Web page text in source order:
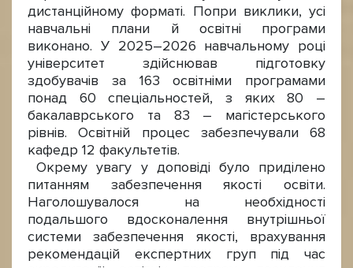
дистанційному форматі. Попри виклики, усі
навчальні плани й освітні програми
виконано. У 2025–2026 навчальному році
університет здійснював підготовку
здобувачів за 163 освітніми програмами
понад 60 спеціальностей, з яких 80 –
бакалаврського та 83 – магістерського
рівнів. Освітній процес забезпечували 68
кафедр 12 факультетів.
Окрему увагу у доповіді було приділено
питанням забезпечення якості освіти.
Наголошувалося на необхідності
подальшого вдосконалення внутрішньої
системи забезпечення якості, врахування
рекомендацій експертних груп під час